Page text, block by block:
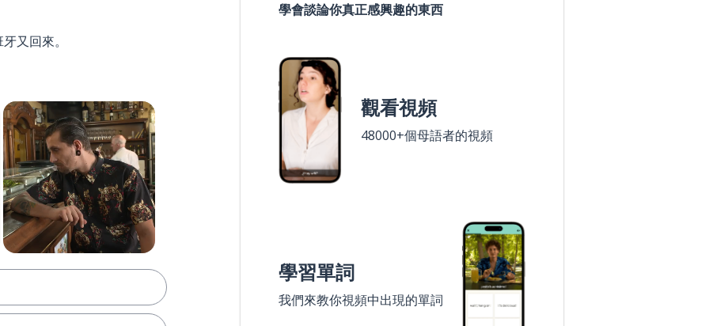
又回來。
學會談論你真正感興趣的東西
觀看視頻
48000+個母語者的視頻
學習單詞
我們來教你視頻中出現的單詞